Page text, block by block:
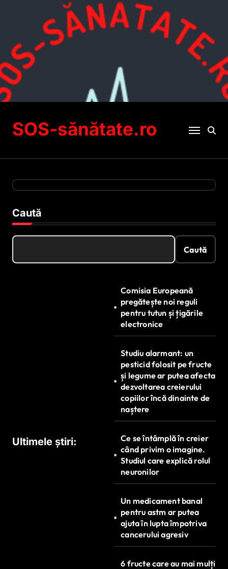
SOS-sănătate.ro
Caută
Caută
Ultimele știri:
Comisia Europeană
pregătește noi reguli
pentru tutun și țigările
electronice
Studiu alarmant: un
pesticid folosit pe fructe
și legume ar putea afecta
dezvoltarea creierului
copiilor încă dinainte de
naștere
Ce se întâmplă în creier
când privim o imagine.
Studiul care explică rolul
neuronilor
Un medicament banal
pentru astm ar putea
ajuta în lupta împotriva
cancerului agresiv
6 fructe care au mai mulți